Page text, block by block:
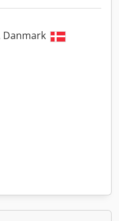
Danmark